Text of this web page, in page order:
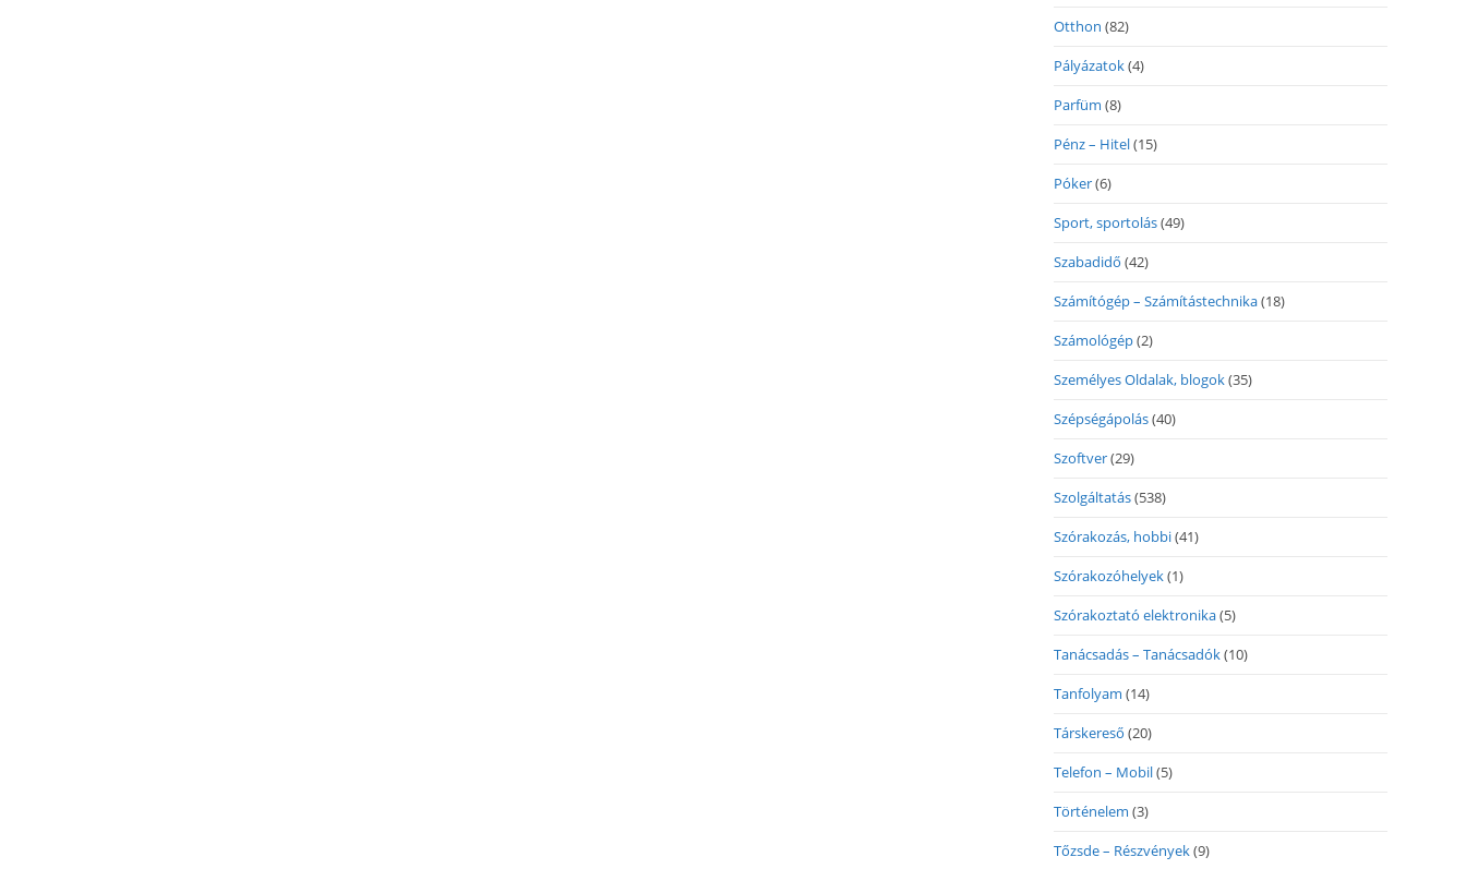
Otthon (82)
Pályázatok(4)
Parfüm (8)
Pénz – Hitel(15)
Póker(6)
Sport, sportolás(49)
Szabadidő (42)
Számítógép – Számítástechnika(18)
Számológép(2)
Személyes Oldalak, blogok(35)
Szépségápolás(40)
Szoftver(29)
Szolgáltatás(538)
Szórakozás, hobbi(41)
Szórakozóhelyek(1)
Szórakoztató elektronika(5)
Tanácsadás – Tanácsadók(10)
Tanfolyam (14)
Társkereső (20)
Telefon – Mobil(5)
Történelem (3)
Tőzsde – Részvények(9)